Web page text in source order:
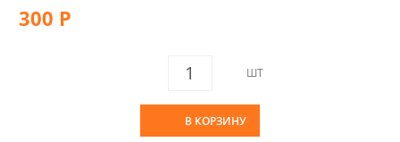
300 Р
ШТ
В КОРЗИНУ